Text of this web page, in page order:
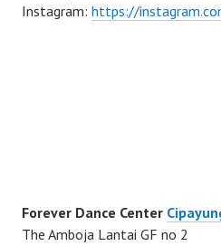
Instagram: https://
Forever Dance Center
The Amboja Lantai GF no 2